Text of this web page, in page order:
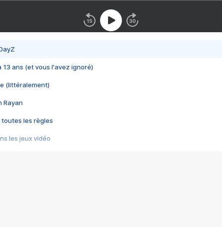
13 ans (et vous l'avez ignoré)
(littéralement)
Rayan
toutes les règles
les jeux vidéo